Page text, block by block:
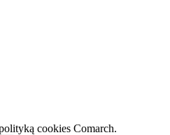
cookies Comarch.